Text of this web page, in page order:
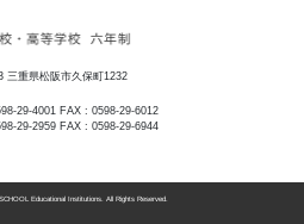
三重県松阪市久保町1232
29-4001 FAX : 0598-29-6012
29-2959 FAX : 0598-29-6944
Educational Institutions. All Rights Reserved.